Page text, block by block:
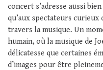
concert s’adresse aussi
qu’aux spectateurs
travers la musique. Un
humain, où la musique de
délicatesse que certaines
d’images pour être